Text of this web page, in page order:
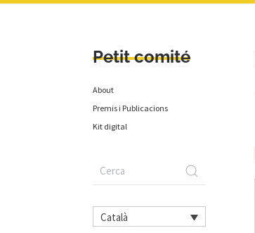
Petit comité
About
Premis i Publicacions
Kit digital
Català